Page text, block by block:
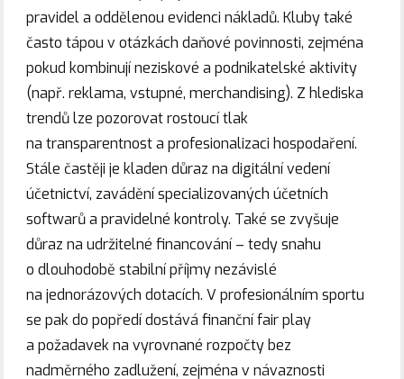
pravidel a oddělenou evidenci nákladů. Kluby také
často tápou v otázkách daňové povinnosti, zejména
pokud kombinují neziskové a podnikatelské aktivity
(např. reklama, vstupné, merchandising). Z hlediska
trendů lze pozorovat rostoucí tlak
na transparentnost a profesionalizaci hospodaření.
Stále častěji je kladen důraz na digitální vedení
účetnictví, zavádění specializovaných účetních
softwarů a pravidelné kontroly. Také se zvyšuje
důraz na udržitelné financování – tedy snahu
o dlouhodobě stabilní příjmy nezávislé
na jednorázových dotacích. V profesionálním sportu
se pak do popředí dostává finanční fair play
a požadavek na vyrovnané rozpočty bez
nadměrného zadlužení, zejména v návaznosti